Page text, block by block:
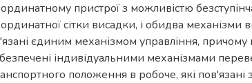
пристрої з можливістю
сітки висадки, і обидва механізми
єдиним механізмом управління,
індивідуальними механізмами
положення в робоче, які